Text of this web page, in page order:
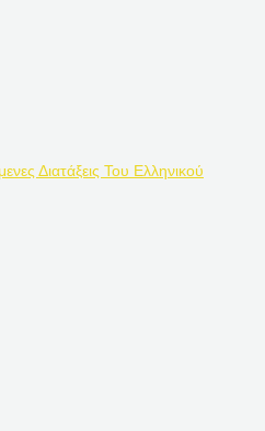
Διατάξεις Του Ελληνικού